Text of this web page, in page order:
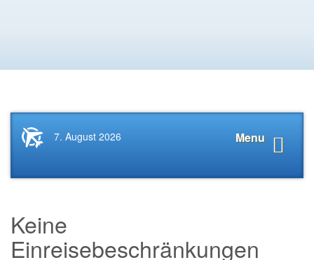
Startseite
News.Tourismus.com
Menu
7. August 2026
Keine
Einreisebeschränkungen